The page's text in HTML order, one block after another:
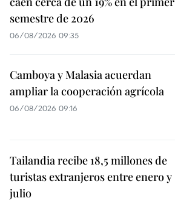
semestre de 2026
06/08/2026 09:35
Camboya y Malasia acuerdan
ampliar la cooperación agrícola
06/08/2026 09:16
Tailandia recibe 18,5 millones de
turistas extranjeros entre enero y
julio